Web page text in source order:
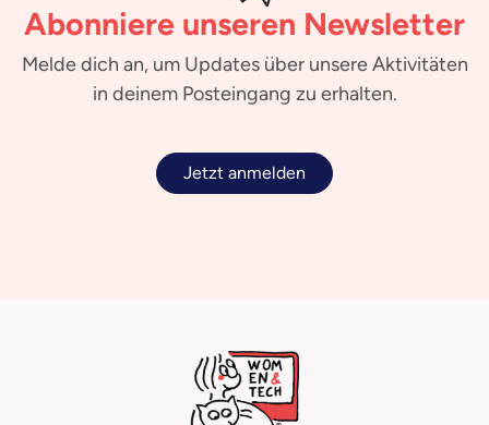
Abonniere unseren Newsletter
Melde dich an, um Updates über unsere Aktivitäten
in deinem Posteingang zu erhalten.
Jetzt anmelden